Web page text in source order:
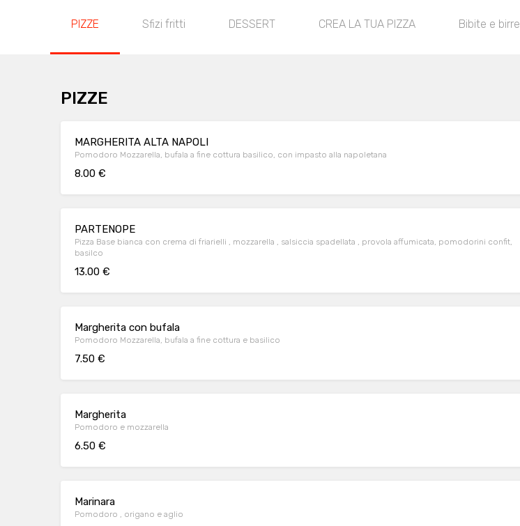
PIZZE Sfizi fritti DESSERT CREA LA TUA PIZZA Bibite e birre
PIZZE
MARGHERITA ALTA NAPOLI
Pomodoro Mozzarella, bufala a fine cottura basilico, con impasto alla napoletana
8.00 €
PARTENOPE
Pizza Base bianca con crema di friarielli , mozzarella , salsiccia spadellata , provola affumicata, pomodorini confit,
basilco
13.00 €
Margherita con bufala
Pomodoro Mozzarella, bufala a fine cottura e basilico
7.50 €
Margherita
Pomodoro e mozzarella
6.50 €
Marinara
Pomodoro , origano e aglio